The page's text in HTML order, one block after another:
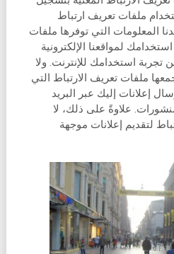
ملفات تعريف ارتباط
المعلومات التي توفرها ملفات
لمواقعنا الإلكترونية
تجربة استخدامك للإنترنت. ولا
ملفات تعريف الارتباط التي
إعلانات إليك عبر البريد
علاوةً على ذلك، لا
لتقديم إعلانات موجهة